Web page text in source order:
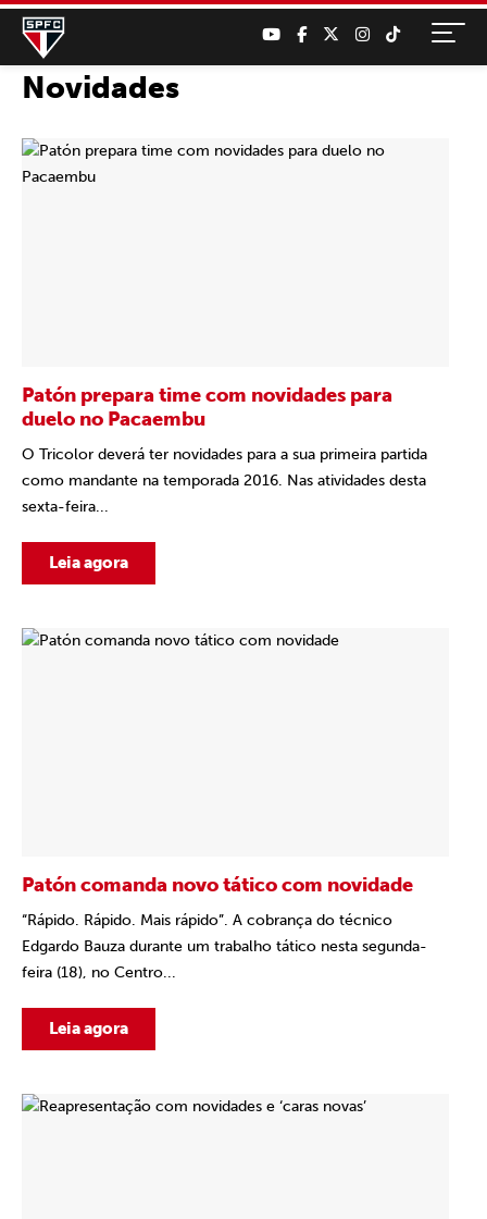
Novidades
Patón prepara time com novidades para
duelo no Pacaembu
O Tricolor deverá ter novidades para a sua primeira partida
como mandante na temporada 2016. Nas atividades desta
sexta-feira...
Leia agora
Patón comanda novo tático com novidade
“Rápido. Rápido. Mais rápido”. A cobrança do técnico
Edgardo Bauza durante um trabalho tático nesta segunda-
feira (18), no Centro...
Leia agora